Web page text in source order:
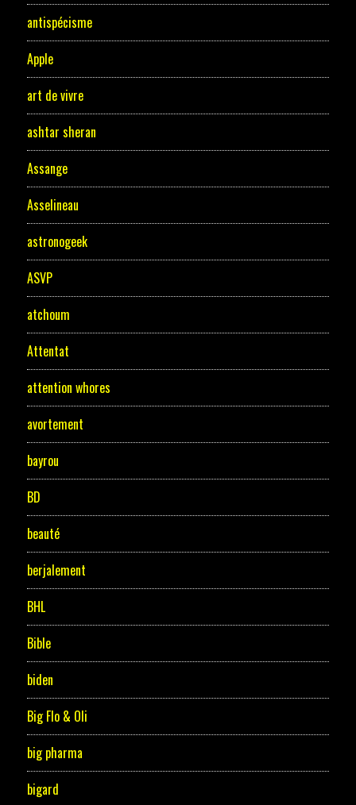
antispécisme
Apple
art de vivre
ashtar sheran
Assange
Asselineau
astronogeek
ASVP
atchoum
Attentat
attention whores
avortement
bayrou
BD
beauté
berjalement
BHL
Bible
biden
Big Flo & Oli
big pharma
bigard